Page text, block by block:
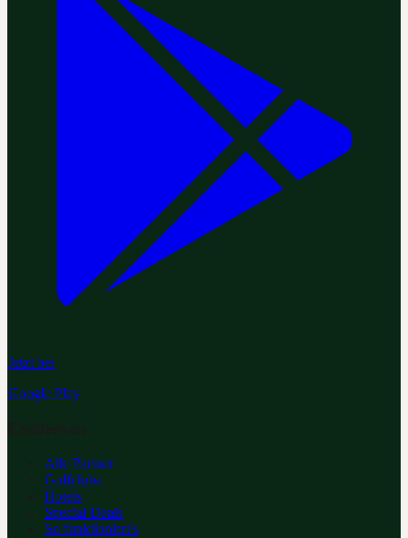
Jetzt bei
Google Play
Alle Partner
Golfclubs
Hotels
Special Deals
So funktioniert's